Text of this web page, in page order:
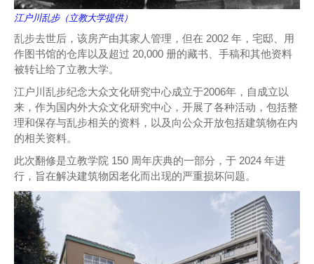
江户川乱步（立教大学提供）
乱步去世后，该房产由其家人管理，但在 2002 年，宅邸、用
作图书馆的仓库以及超过 20,000 册的藏书、手稿和其他资料
被转让给了立教大学。
江户川乱步纪念大众文化研究中心成立于2006年，自成立以
来，作为国内外大众文化研究中心，开展了各种活动，包括整
理和保存与乱步相关的资料，以及向公众开放包括建筑物在内
的相关资料。
此次翻修是立教学院 150 周年庆典的一部分，于 2024 年进
行，旨在解决建筑物因老化而出现的严重损坏问题。